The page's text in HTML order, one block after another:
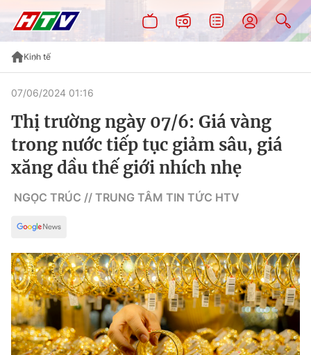
Kinh tế
07/06/2024 01:16
Thị trường ngày 07/6: Giá vàng
trong nước tiếp tục giảm sâu, giá
xăng dầu thế giới nhích nhẹ
NGỌC TRÚC // TRUNG TÂM TIN TỨC HTV